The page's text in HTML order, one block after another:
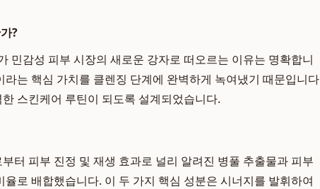
?
민감성 피부 시장의 새로운 강자로 떠오르는 이유는 명확합니
는 핵심 가치를 클렌징 단계에 완벽하게 녹여냈기 때문입니
스킨케어 루틴이 되도록 설계되었습니다.
터 피부 진정 및 재생 효과로 널리 알려진 병풀 추출물과 피부
로 배합했습니다. 이 두 가지 핵심 성분은 시너지를 발휘하여